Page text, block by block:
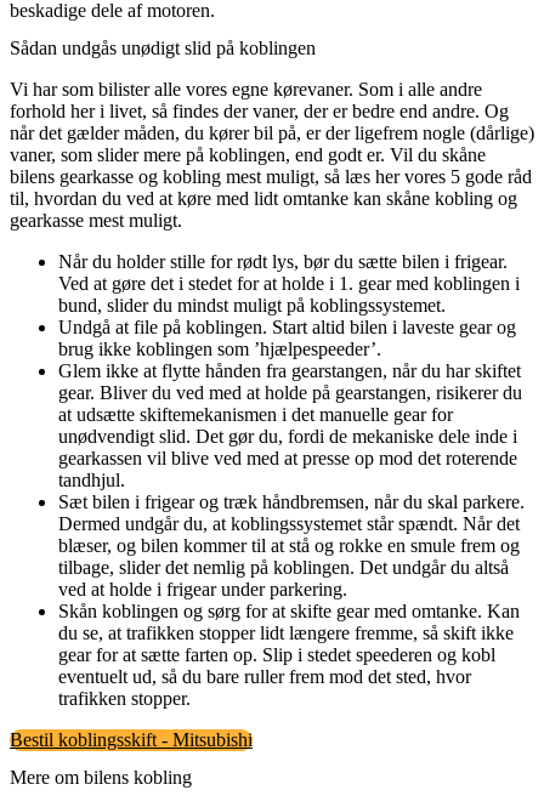
beskadige dele af motoren.
Sådan undgås unødigt slid på koblingen
Vi har som bilister alle vores egne kørevaner. Som i alle andre
forhold her i livet, så findes der vaner, der er bedre end andre. Og
når det gælder måden, du kører bil på, er der ligefrem nogle (dårlige)
vaner, som slider mere på koblingen, end godt er. Vil du skåne
bilens gearkasse og kobling mest muligt, så læs her vores 5 gode råd
til, hvordan du ved at køre med lidt omtanke kan skåne kobling og
gearkasse mest muligt.
Når du holder stille for rødt lys, bør du sætte bilen i frigear.
Ved at gøre det i stedet for at holde i 1. gear med koblingen i
bund, slider du mindst muligt på koblingssystemet.
Undgå at file på koblingen. Start altid bilen i laveste gear og
brug ikke koblingen som ’hjælpespeeder’.
Glem ikke at flytte hånden fra gearstangen, når du har skiftet
gear. Bliver du ved med at holde på gearstangen, risikerer du
at udsætte skiftemekanismen i det manuelle gear for
unødvendigt slid. Det gør du, fordi de mekaniske dele inde i
gearkassen vil blive ved med at presse op mod det roterende
tandhjul.
Sæt bilen i frigear og træk håndbremsen, når du skal parkere.
Dermed undgår du, at koblingssystemet står spændt. Når det
blæser, og bilen kommer til at stå og rokke en smule frem og
tilbage, slider det nemlig på koblingen. Det undgår du altså
ved at holde i frigear under parkering.
Skån koblingen og sørg for at skifte gear med omtanke. Kan
du se, at trafikken stopper lidt længere fremme, så skift ikke
gear for at sætte farten op. Slip i stedet speederen og kobl
eventuelt ud, så du bare ruller frem mod det sted, hvor
trafikken stopper.
Bestil koblingsskift - Mitsubishi
Mere om bilens kobling